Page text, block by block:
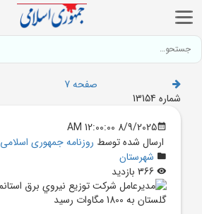
صفحه 7
شماره 13154
8/9/2025 12:00:00 AM
ارسال شده توسط روزنامه جمهوری اسلامی
شهرستان